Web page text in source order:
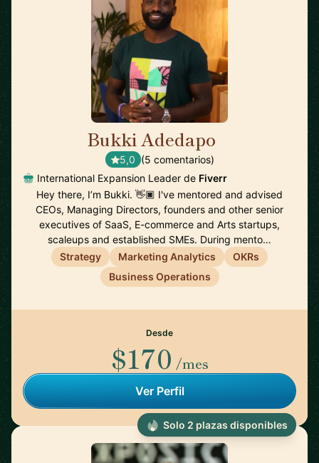
Bukki Adedapo
5,0 (5 comentarios)
International Expansion Leader de Fiverr
Hey there, I’m Bukki. 👋🏿 I've mentored and advised
CEOs, Managing Directors, founders and other senior
executives of SaaS, E-commerce and Arts startups,
scaleups and established SMEs. During mento…
Strategy
Marketing Analytics
OKRs
Business Operations
Desde
$170 /mes
Ver Perfil
Solo 2 plazas disponibles